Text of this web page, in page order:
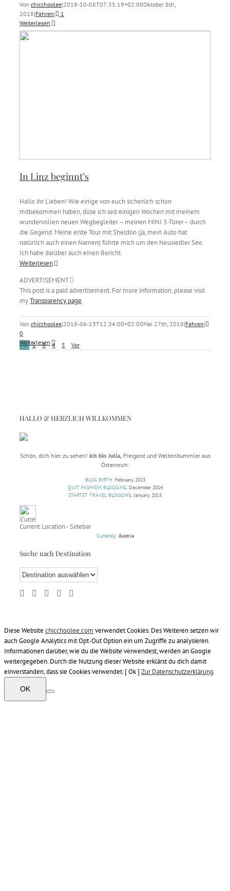
Von chicchoolee|2018-10-08T07:35:19+02:00Oktober 8th,
2018|Fahren|
1
Weiterlesen
In Linz beginnt’s
Hallo ihr Lieben! Wie einige von euch sicherlich schon
mitbekommen haben, düse ich seit einigen Wochen mit meinem
wundervollen neuen Wegbegleiter – meinen MINI 3-Türer – durch
die Gegend. Meine erste Tour mit Sheldon (ja, mein Auto hat
natürlich auch einen Namen) führte mich um den Neusiedler See.
Ich habe darüber auch einen Bericht
Weiterlesen
ADVERTISEMENT
This post is a paid advertisement. For more information, please visit
myTransparency page.
Von chicchoolee|2018-06-13T12:34:00+02:00Mai 27th, 2018|Fahren|
0
Weiterlesen
1 2 3 4 5 Vor
HALLO & HERZLICH WILLKOMMEN
Schön, dich hier zu sehen! Ich bin Julia,Freigeist und Weltenbummler aus
Österreich.
BLOG BIRTH:February, 2013
QUIT FASHION BLOGGING:December 2014
STARTET TRAVEL BLOGGING: January 2015
Current Location - Sidebar
Currently: Austria
Suche nach Destination
Diese Website chicchoolee.com verwendet Cookies. Des Weiteren setzen wir
auch Google Analytics mit Opt-Out Option ein um Zugriffe zu analysieren.
Informationen darüber, wie du die Website verwendest, werden an Google
weitergegeben. Durch die Nutzung dieser Website erklärst du dich damit
einverstanden, dass sie Cookies verwendet. [ Ok ] Zur Datenschutzerklärung
OK